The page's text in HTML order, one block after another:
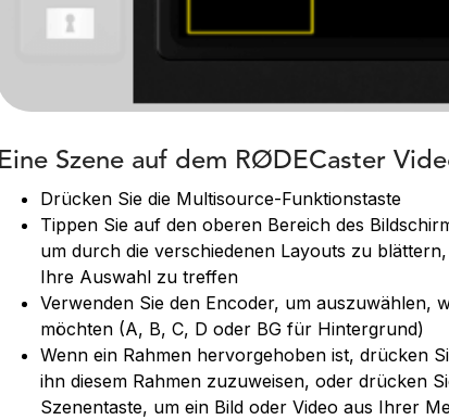
Eine Szene auf dem RØDECaster
Drücken Sie die Multisource-Funktionstaste
Tippen Sie auf den oberen Bereich des
um durch die verschiedenen Layouts zu
Ihre Auswahl zu treffen
Verwenden Sie den Encoder, um auszuwählen,
möchten (A, B, C, D oder BG für Hintergrund)
Wenn ein Rahmen hervorgehoben ist, drücken
ihn diesem Rahmen zuzuweisen, oder drücken
Szenentaste, um ein Bild oder Video aus Ihrer